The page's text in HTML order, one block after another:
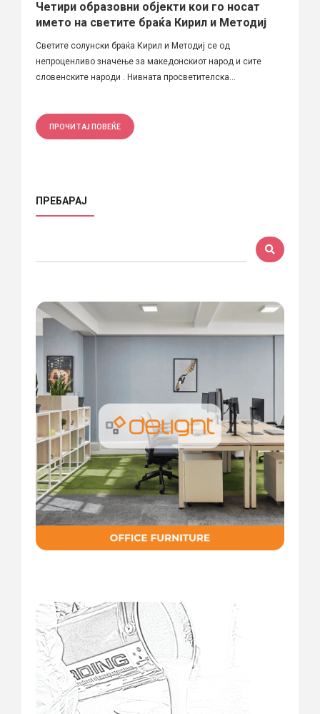
Четири образовни објекти кои го носат
името на светите браќа Кирил и Методиј
Светите солунски браќа Кирил и Методиј се од
непроценливо значење за македонскиот народ и сите
словенските народи . Нивната просветителска...
ПРОЧИТАЈ ПОВЕЌЕ
ПРЕБАРАЈ